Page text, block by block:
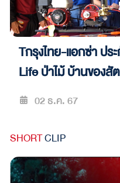
Tกรุงไทย-แอกซ่า ป
Life ป่าไม้ บ้านขอ
02 ธ.ค. 67
SHORTCLIP